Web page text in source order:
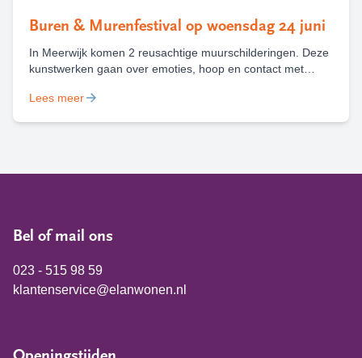
Buren & Murenfestival op woensdag 24 juni
In Meerwijk komen 2 reusachtige muurschilderingen. Deze
kunstwerken gaan over emoties, hoop en contact met
Meerwijk. De muurschilderingen worden feestelijk onthuld
Lees meer
Bel of mail ons
023 - 515 98 59
klantenservice@elanwonen.nl